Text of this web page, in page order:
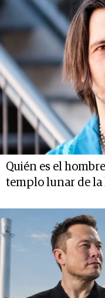
Quién es el
templo lunar de la